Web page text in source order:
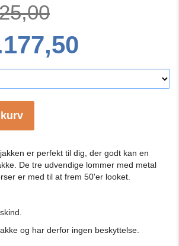
er perfekt til dig, der godt kan en
De tre udvendige lommer med metal
er med til at frem 50'er looket.
og har derfor ingen beskyttelse.